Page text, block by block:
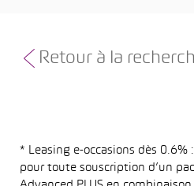
Retour à la
* Leasing e-occasions dès 0.6%
pour toute souscription d’un